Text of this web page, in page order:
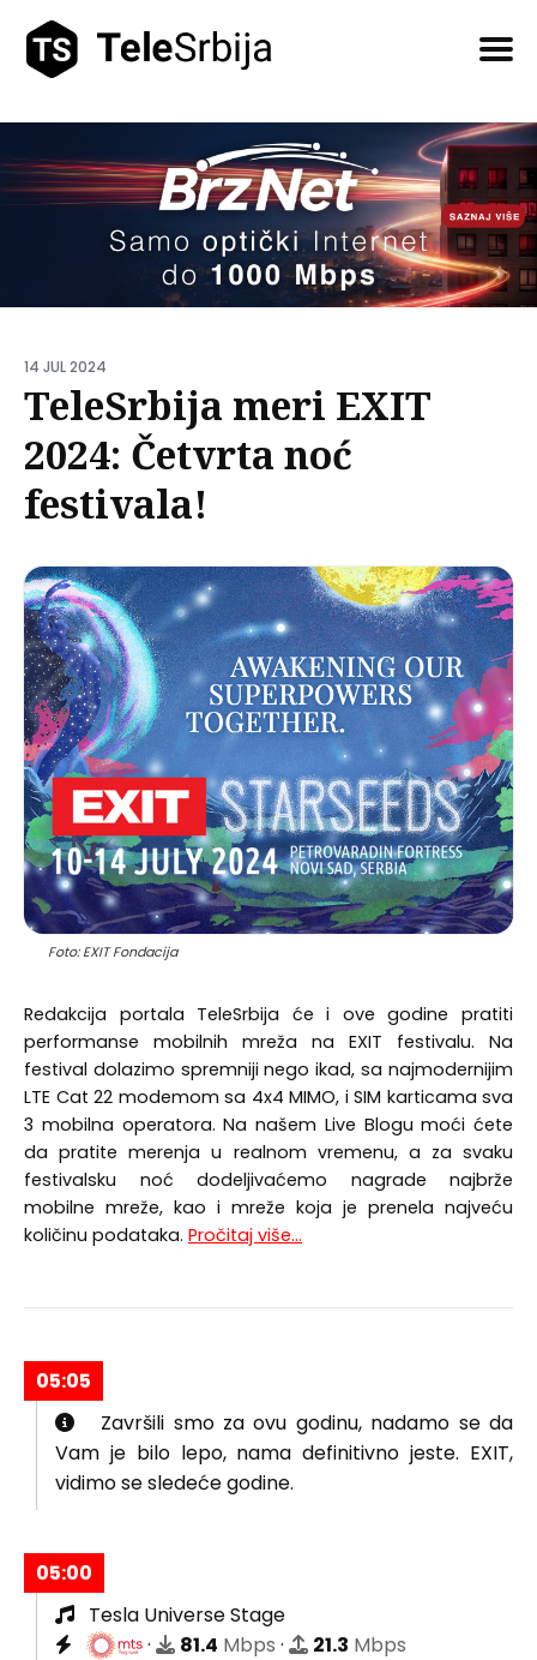
14 JUL 2024
TeleSrbija meri EXIT
2024: Četvrta noć
festivala!
Foto: EXIT Fondacija
Redakcija portala TeleSrbija će i ove godine pratiti
performanse mobilnih mreža na EXIT festivalu. Na
festival dolazimo spremniji nego ikad, sa najmodernijim
LTE Cat 22 modemom sa 4x4 MIMO, i SIM karticama sva
3 mobilna operatora. Na našem Live Blogu moći ćete
da pratite merenja u realnom vremenu, a za svaku
festivalsku noć dodeljivaćemo nagrade najbrže
mobilne mreže, kao i mreže koja je prenela najveću
količinu podataka. Pročitaj više...
05:05
Završili smo za ovu godinu, nadamo se da
Vam je bilo lepo, nama definitivno jeste. EXIT,
vidimo se sledeće godine.
05:00
Tesla Universe Stage
·
81.4 Mbps · 21.3 Mbps